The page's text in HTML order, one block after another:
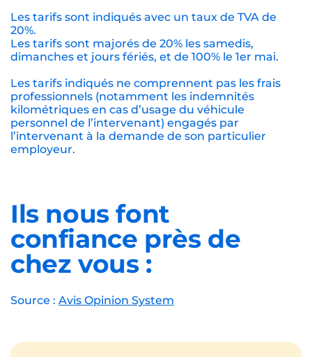
Les tarifs sont indiqués avec un taux de TVA de
20%.
Les tarifs sont majorés de 20% les samedis,
dimanches et jours fériés, et de 100% le 1er mai.
Les tarifs indiqués ne comprennent pas les frais
professionnels (notamment les indemnités
kilométriques en cas d’usage du véhicule
personnel de l’intervenant) engagés par
l’intervenant à la demande de son particulier
employeur.
Ils nous font
confiance près de
chez vous :
Source : Avis Opinion System